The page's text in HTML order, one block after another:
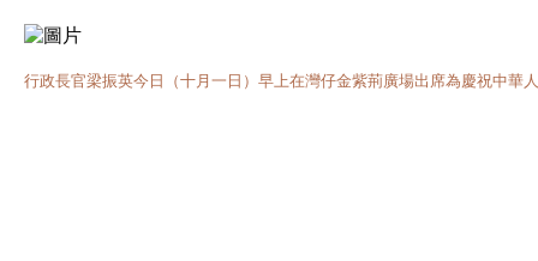
行政長官梁振英今日（十月一日）早上在灣仔金紫荊廣場出席為慶祝中